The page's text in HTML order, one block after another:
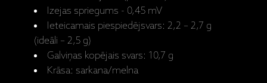
Izejas spriegums - 0,45 mV
Ieteicamais piespiedējsvars: 2,2 – 2,7 g
(ideāli – 2,5 g)
Galviņas kopējais svars: 10,7 g
Krāsa: sarkana/melna